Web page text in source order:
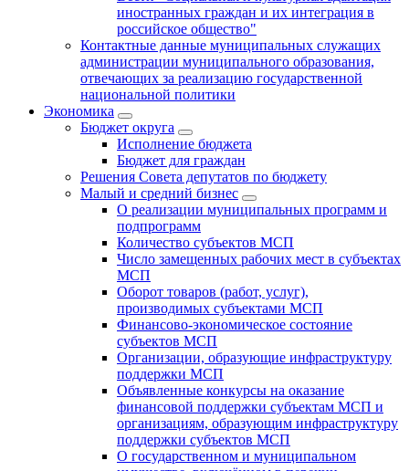
иностранных граждан и их интеграция в
российское общество"
Контактные данные муниципальных служащих
администрации муниципального образования,
отвечающих за реализацию государственной
национальной политики
Экономика
Бюджет округa
Исполнение бюджета
Бюджет для граждан
Решения Совета депутатов по бюджету
Малый и средний бизнес
О реализации муниципальных программ и
подпрограмм
Количество субъектов МСП
Число замещенных рабочих мест в субъектах
МСП
Оборот товаров (работ, услуг),
производимых субъектами МСП
Финансово-экономическое состояние
субъектов МСП
Организации, образующие инфраструктуру
поддержки МСП
Объявленные конкурсы на оказание
финансовой поддержки субъектам МСП и
организациям, образующим инфраструктуру
поддержки субъектов МСП
О государственном и муниципальном